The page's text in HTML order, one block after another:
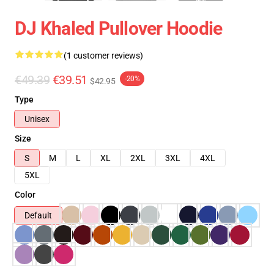
DJ Khaled Pullover Hoodie
(1 customer reviews)
€49.39 €39.51 $42.95 -20%
Type
Unisex
Size
S
M L XL 2XL 3XL
4XL
5XL
Color
Default